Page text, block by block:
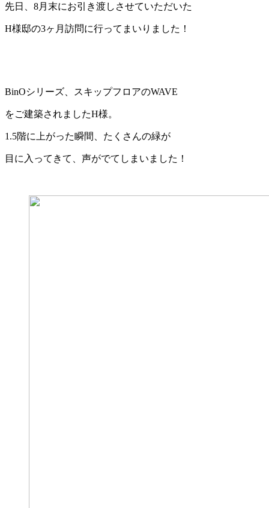
先日、8月末にお引き渡しさせていただいた
H様邸の3ヶ月訪問に行ってまいりました！
BinOシリーズ、スキップフロアのWAVE
をご建築されましたH様。
1.5階に上がった瞬間、たくさんの緑が
目に入ってきて、声がでてしまいました！